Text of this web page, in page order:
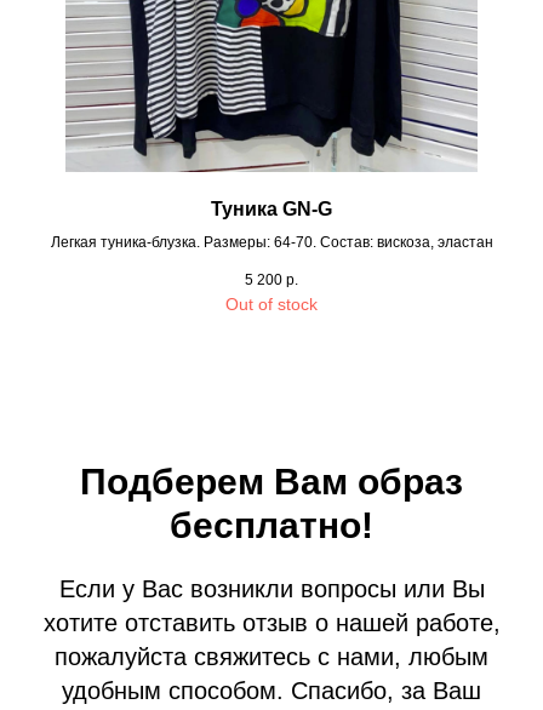
Туника GN-G
Легкая туника-блузка. Размеры: 64-70. Состав: вискоза, эластан
5 200 р.
Out of stock
Подберем Вам образ
бесплатно!
Если у Вас возникли вопросы или Вы
хотите отставить отзыв о нашей работе,
пожалуйста свяжитесь с нами, любым
удобным способом. Спасибо, за Ваш